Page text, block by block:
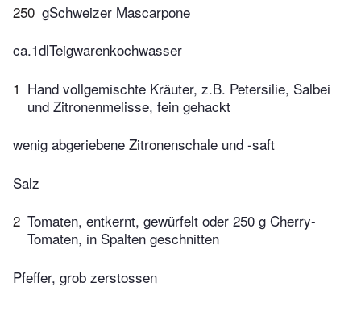
250 gSchweizer Mascarpone
ca.1dlTeigwarenkochwasser
1 Hand vollgemischte Kräuter, z.B. Petersilie, Salbei
und Zitronenmelisse, fein gehackt
wenig abgeriebene Zitronenschale und -saft
Salz
2 Tomaten, entkernt, gewürfelt oder 250 g Cherry-
Tomaten, in Spalten geschnitten
Pfeffer, grob zerstossen